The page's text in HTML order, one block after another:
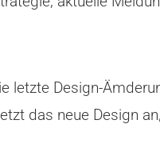
letzte Design-
das neue Design